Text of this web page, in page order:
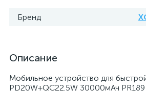
Бренд
Описание
Мобильное устройство для
PD20W+QC22.5W 30000мАч PR189